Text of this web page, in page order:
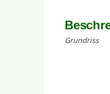
Grundriss